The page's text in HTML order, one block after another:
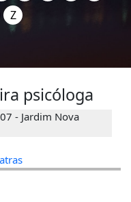
Z
psicóloga
- Jardim Nova